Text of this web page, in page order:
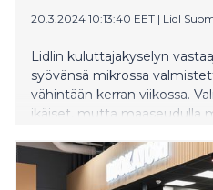
20.3.2024 10:13:40 EET | Lidl
Lidlin kuluttajakyselyn
syövänsä mikrossa
vähintään kerran viikossa.
ikäiset, mutta maaseudulla
kuitenkin epäterveellisiksi,
vastaajista toivoo